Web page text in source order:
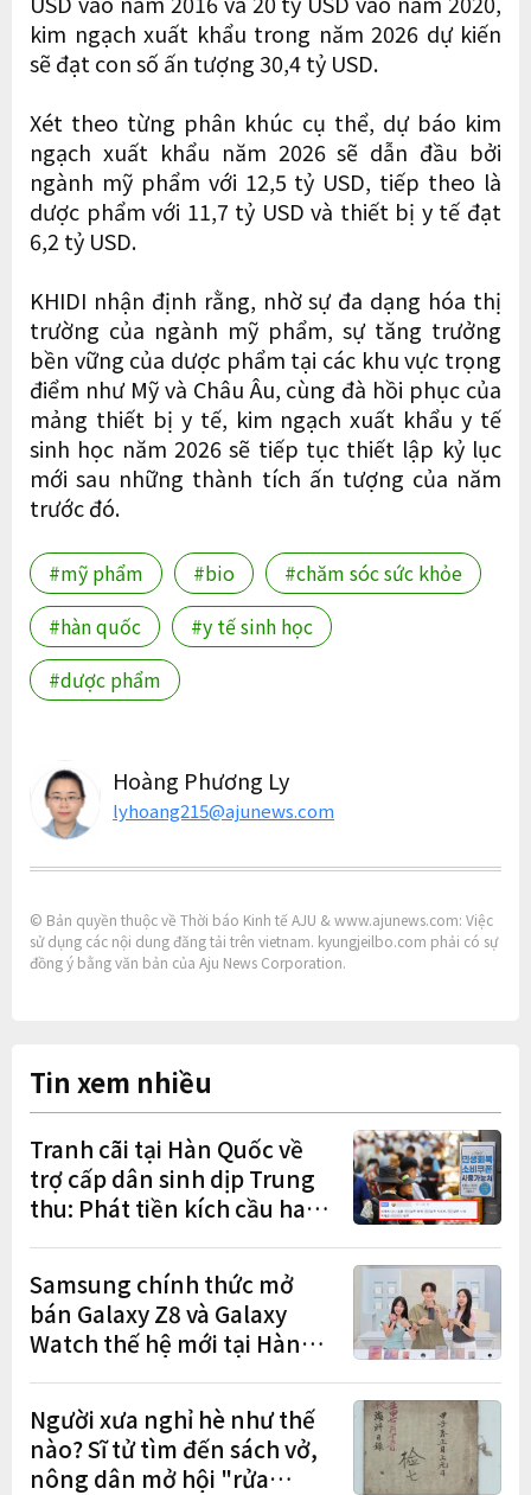
kim ngạch xuất khẩu trong năm 2026 dự kiến
sẽ đạt con số ấn tượng 30,4 tỷ USD.
Xét theo từng phân khúc cụ thể, dự báo kim
ngạch xuất khẩu năm 2026 sẽ dẫn đầu bởi
ngành mỹ phẩm với 12,5 tỷ USD, tiếp theo là
dược phẩm với 11,7 tỷ USD và thiết bị y tế đạt
6,2 tỷ USD.
KHIDI nhận định rằng, nhờ sự đa dạng hóa thị
trường của ngành mỹ phẩm, sự tăng trưởng
bền vững của dược phẩm tại các khu vực trọng
điểm như Mỹ và Châu Âu, cùng đà hồi phục của
mảng thiết bị y tế, kim ngạch xuất khẩu y tế
sinh học năm 2026 sẽ tiếp tục thiết lập kỷ lục
mới sau những thành tích ấn tượng của năm
trước đó.
#mỹ phẩm #bio
#chăm sóc sức khỏe
#hàn quốc
#y tế sinh học
#dược phẩm
Hoàng Phương Ly
lyhoang215@ajunews.com
© Bản quyền thuộc về Thời báo Kinh tế AJU & www.ajunews.com: Việc
sử dụng các nội dung đăng tải trên vietnam. kyungjeilbo.com phải có sự
đồng ý bằng văn bản của Aju News Corporation.
Tin xem nhiều
Tranh cãi tại Hàn Quốc về
trợ cấp dân sinh dịp Trung
thu: Phát tiền kích cầu hay
Samsung chính thức mở
bán Galaxy Z8 và Galaxy
Watch thế hệ mới tại Hàn
đơn đặt trước
Người xưa nghỉ hè như thế
nào? Sĩ tử tìm đến sách vở,
nông dân mở hội "rửa